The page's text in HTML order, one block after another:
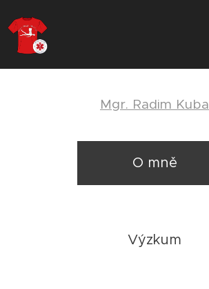
Mgr. Radim Kuba
O mně
Výzkum